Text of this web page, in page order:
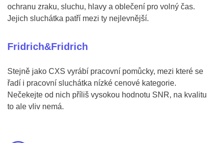
ochranu zraku, sluchu, hlavy a oblečení pro volný čas.
Jejich sluchátka patří mezi ty nejlevnější.
Fridrich&Fridrich
Stejně jako CXS vyrábí pracovní pomůcky, mezi které se
řadí i pracovní sluchátka nízké cenové kategorie.
Nečekejte od nich příliš vysokou hodnotu SNR, na kvalitu
to ale vliv nemá.